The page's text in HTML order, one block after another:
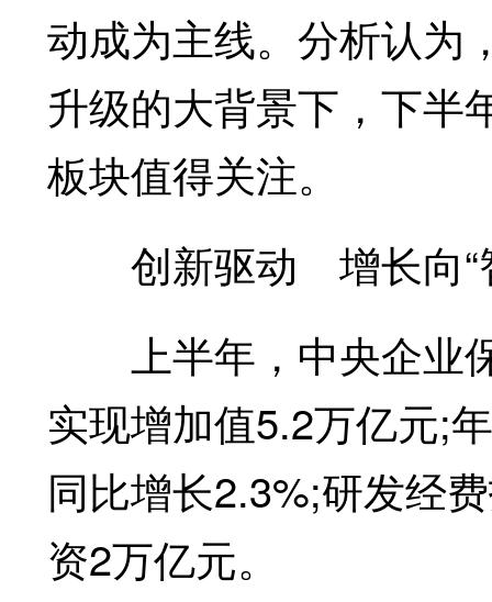
动成为主线。分析认为
升级的大背景下，下半
板块值得关注。
创新驱动 增长向“
上半年，中央企业
实现增加值5.2万亿元;
同比增长2.3%;研发经
资2万亿元。